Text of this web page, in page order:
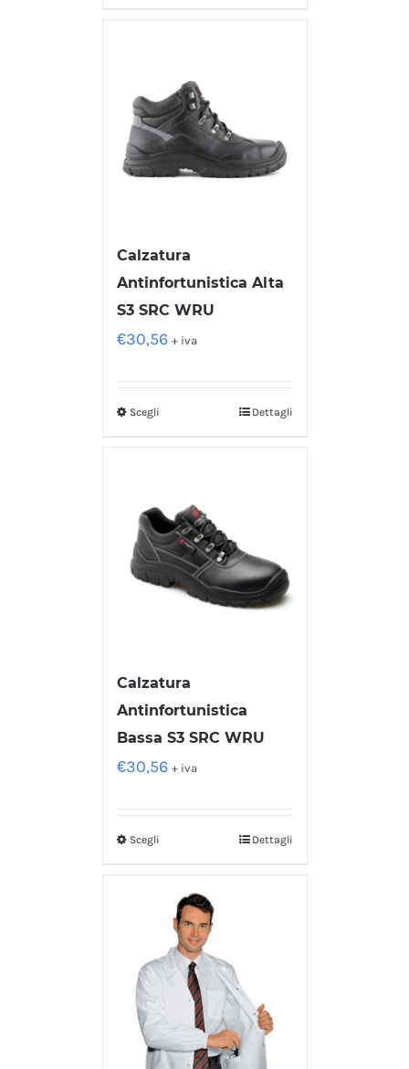
Calzatura
Antinfortunistica Alta
S3 SRC WRU
€30,56 + iva
Scegli Dettagli
Calzatura
Antinfortunistica
Bassa S3 SRC WRU
€30,56 + iva
Scegli Dettagli